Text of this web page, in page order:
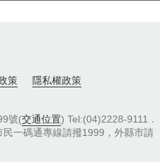
策 隱私權政策
號(交通位置) Tel:(04)2228-9111．
一碼通專線請撥1999，外縣市請